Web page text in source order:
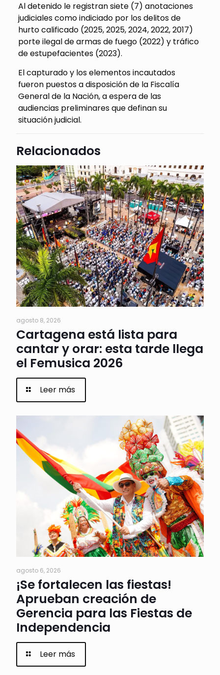
Al detenido le registran siete (7) anotaciones
judiciales como indiciado por los delitos de
hurto calificado (2025, 2025, 2024, 2022, 2017)
porte ilegal de armas de fuego (2022) y tráfico
de estupefacientes (2023).
El capturado y los elementos incautados
fueron puestos a disposición de la Fiscalía
General de la Nación, a espera de las
audiencias preliminares que definan su
situación judicial.
Relacionados
agosto 8, 2026
Cartagena está lista para
cantar y orar: esta tarde llega
el Femusica 2026
Leer más
agosto 6, 2026
¡Se fortalecen las fiestas!
Aprueban creación de
Gerencia para las Fiestas de
Independencia
Leer más